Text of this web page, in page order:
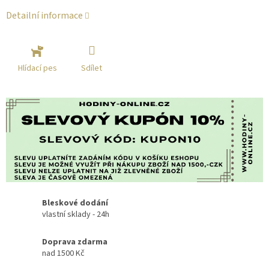
Detailní informace
Hlídací pes Sdílet
Bleskové dodání
vlastní sklady - 24h
Doprava zdarma
nad 1500 Kč